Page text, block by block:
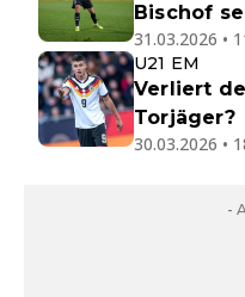
Bischof
31.03.2026 •
U21 EM
Verliert
Torjäger?
30.03.2026 •
-